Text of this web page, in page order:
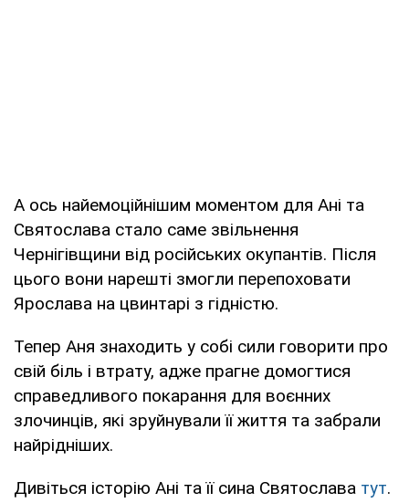
А ось найемоційнішим моментом для Ані та
Святослава стало саме звільнення
Чернігівщини від російських окупантів. Після
цього вони нарешті змогли перепоховати
Ярослава на цвинтарі з гідністю.
Тепер Аня знаходить у собі сили говорити про
свій біль і втрату, адже прагне домогтися
справедливого покарання для воєнних
злочинців, які зруйнували її життя та забрали
найрідніших.
Дивіться історію Ані та її сина Святослава тут.